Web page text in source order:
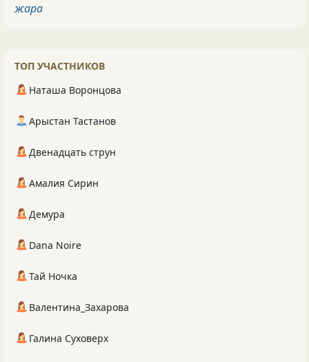
жара
ТОП УЧАСТНИКОВ
Наташа Воронцова
Арыстан Тастанов
Двенадцать струн
Амалия Сирин
Демура
Dana Noire
Тай Ночка
Валентина_Захарова
Галина Суховерх